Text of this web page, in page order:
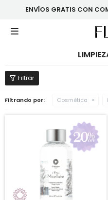
ENVÍOS GRATIS CON

Filtrando por: Cosmética